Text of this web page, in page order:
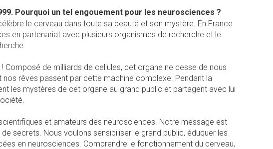
Pourquoi un tel engouement pour les neurosciences ?
le cerveau dans toute sa beauté et son mystère. En France
en partenariat avec plusieurs organismes de recherche et le
Composé de milliards de cellules, cet organe ne cesse de nous
rêves passent par cette machine complexe. Pendant la
les mystères de cet organe au grand public et partagent avec lui
et amateurs des neurosciences. Notre message est
secrets. Nous voulons sensibiliser le grand public, éduquer les
en neurosciences. Comprendre le fonctionnement du cerveau,